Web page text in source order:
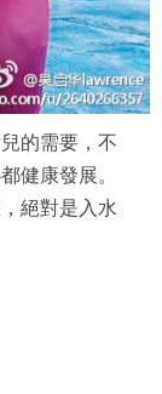
的需要，不
健康發展。
絕對是入水